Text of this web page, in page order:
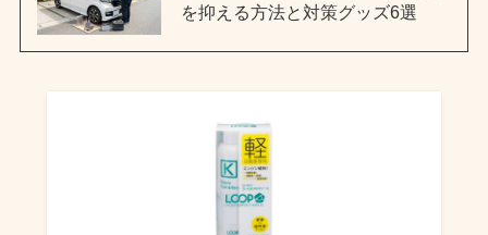
を抑える方法と対策グッズ6選